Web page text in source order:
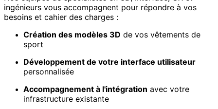
ingénieurs vous accompagnent pour répondre à vos
besoins et cahier des charges :
Création des modèles 3D de vos vêtements de
sport
Développement de votre interface utilisateur
personnalisée
Accompagnement à l'intégration avec votre
infrastructure existante